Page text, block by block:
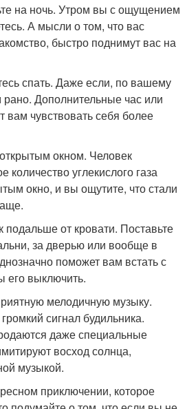
на ночь. Утром вы с ощущением
А мысли о том, что вас
быстро поднимут вас на
спать. Даже если, по вашему
Дополнительные час или
вам чувствовать себя более
окном. Человек
углекислого газа
окно, и вы ощутите, что стали
подальше от кровати. Поставьте
за дверью или вообще в
поможет вам встать с
его выключить.
мелодичную музыку.
сигнал будильника.
даже специальные
восход солнца,
музыкой.
приключении, которое